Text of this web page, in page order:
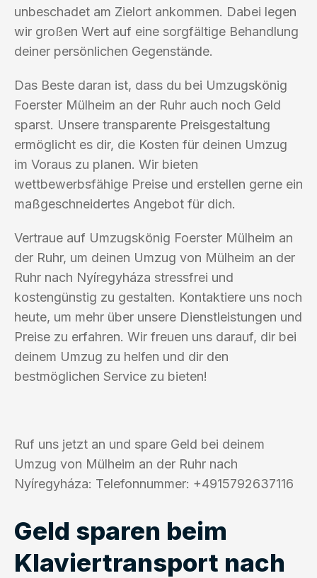
unbeschadet am Zielort ankommen. Dabei legen
wir großen Wert auf eine sorgfältige Behandlung
deiner persönlichen Gegenstände.
Das Beste daran ist, dass du bei Umzugskönig
Foerster Mülheim an der Ruhr auch noch Geld
sparst. Unsere transparente Preisgestaltung
ermöglicht es dir, die Kosten für deinen Umzug
im Voraus zu planen. Wir bieten
wettbewerbsfähige Preise und erstellen gerne ein
maßgeschneidertes Angebot für dich.
Vertraue auf Umzugskönig Foerster Mülheim an
der Ruhr, um deinen Umzug von Mülheim an der
Ruhr nach Nyíregyháza stressfrei und
kostengünstig zu gestalten. Kontaktiere uns noch
heute, um mehr über unsere Dienstleistungen und
Preise zu erfahren. Wir freuen uns darauf, dir bei
deinem Umzug zu helfen und dir den
bestmöglichen Service zu bieten!
Ruf uns jetzt an und spare Geld bei deinem
Umzug von Mülheim an der Ruhr nach
Nyíregyháza: Telefonnummer: +4915792637116
Geld sparen beim
Klaviertransport nach